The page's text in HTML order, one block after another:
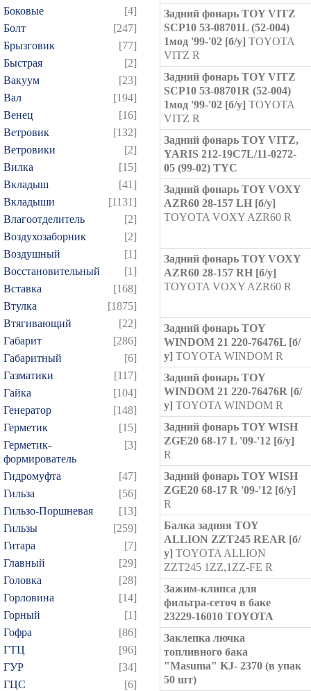
Боковые
[4]
Болт
[247]
Брызговик
[77]
Быстрая
[2]
Вакуум
[23]
Вал
[194]
Венец
[16]
Ветровик
[132]
Ветровики
[2]
Вилка
[15]
Вкладыш
[41]
Вкладыши
[1131]
Влагоотделитель
[2]
Воздухозаборник
[2]
Воздушный
[1]
Восстановительный
[1]
Вставка
[168]
Втулка
[1875]
Втягивающий
[22]
Габарит
[286]
Габаритный
[6]
Газматики
[117]
Гайка
[104]
Генератор
[148]
Герметик
[15]
Герметик-
формирователь
[3]
Гидромуфта
[47]
Гильза
[56]
Гильзо-Поршневая
[13]
Гильзы
[259]
Гитара
[7]
Главный
[29]
Головка
[28]
Горловина
[14]
Горный
[1]
Гофра
[86]
ГТЦ
[96]
ГУР
[34]
ГЦC
[6]
Задний фонарь TOY VITZ
SCP10 53-08701L (52-004)
1мод '99-'02 [б/у] TOYOTA
VITZ R
Задний фонарь TOY VITZ
SCP10 53-08701R (52-004)
1мод '99-'02 [б/у] TOYOTA
VITZ R
Задний фонарь TOY VITZ,
YARIS 212-19C7L/11-0272-
05 (99-02) TYC
Задний фонарь TOY VOXY
AZR60 28-157 LH [б/у]
TOYOTA VOXY AZR60 R
Задний фонарь TOY VOXY
AZR60 28-157 RH [б/у]
TOYOTA VOXY AZR60 R
Задний фонарь TOY
WINDOM 21 220-76476L [б/
у] TOYOTA WINDOM R
Задний фонарь TOY
WINDOM 21 220-76476R [б/
у] TOYOTA WINDOM R
Задний фонарь TOY WISH
ZGE20 68-17 L '09-'12 [б/у]
R
Задний фонарь TOY WISH
ZGE20 68-17 R '09-'12 [б/у]
R
Балка задняя TOY
ALLION ZZT245 REAR [б/
у] TOYOTA ALLION
ZZT245 1ZZ,1ZZ-FE R
Зажим-клипса для
фильтра-сеточ в баке
23229-16010 TOYOTA
Заклепка лючка
топливного бака
"Masuma" KJ- 2370 (в упак
50 шт)